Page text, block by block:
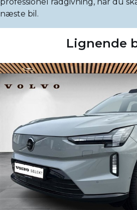
professionel rådgivning, når du
næste bil.
Lignende